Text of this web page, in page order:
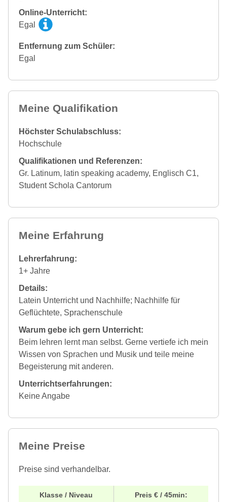
Online-Unterricht:
Egal
Entfernung zum Schüler:
Egal
Meine Qualifikation
Höchster Schulabschluss:
Hochschule
Qualifikationen und Referenzen:
Gr. Latinum, latin speaking academy, Englisch C1,
Student Schola Cantorum
Meine Erfahrung
Lehrerfahrung:
1+ Jahre
Details:
Latein Unterricht und Nachhilfe; Nachhilfe für
Geflüchtete, Sprachenschule
Warum gebe ich gern Unterricht:
Beim lehren lernt man selbst. Gerne vertiefe ich mein
Wissen von Sprachen und Musik und teile meine
Begeisterung mit anderen.
Unterrichtserfahrungen:
Keine Angabe
Meine Preise
Preise sind verhandelbar.
Klasse / Niveau Preis € / 45min: